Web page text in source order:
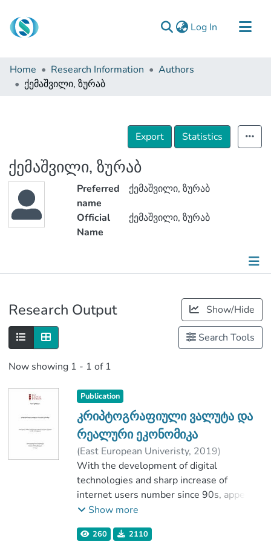
Log In (current)
Communities & Collections
Browse
Home Research Information
Authors
ქემაშვილი, ზურაბ
Export Statistics
ქემაშვილი, ზურაბ
Preferred
name
ქემაშვილი, ზურაბ
Official
Name
ქემაშვილი, ზურაბ
Research Output Show/Hide
Search Tools
Now showing 1 - 1 of 1
Publication
კრიპტოგრაფიული ვალუტა და
რეალური ეკონომიკა
(East European Univeristy, 2019)
ქემაშვილი, ზურაბ
;
გაგნიძე, ავთანდილ
;
ბიზნესისა და ინჟინერიის ფაკულტეტი
;East European Univeristy
With the development of digital
technologies and sharp increase of
internet users number since 90s, appears
digital currencies. Though which the
society is possible. Since 2000, the
Show more
260 2110